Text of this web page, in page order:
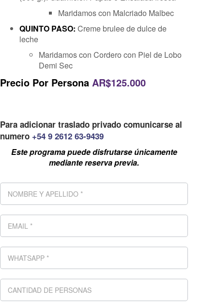
Maridamos con Malcriado Malbec
QUINTO PASO: Creme brulee de dulce de
leche
Maridamos con Cordero con Piel de Lobo
Demi Sec
Precio Por Persona AR$125.000
Para adicionar traslado privado comunicarse al
numero +54 9 2612 63-9439
Este programa puede disfrutarse únicamente
mediante reserva previa.